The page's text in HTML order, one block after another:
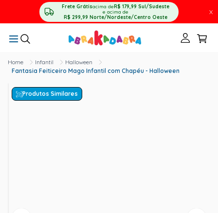
Frete Grátisacima deR$ 179,99 Sul/Sudeste
e acima de
R$ 299,99 Norte/Nordeste/Centro Oeste
X
Infantil
Halloween
Fantasia Feiticeiro Mago Infantil com Chapéu - Halloween
Produtos Similares